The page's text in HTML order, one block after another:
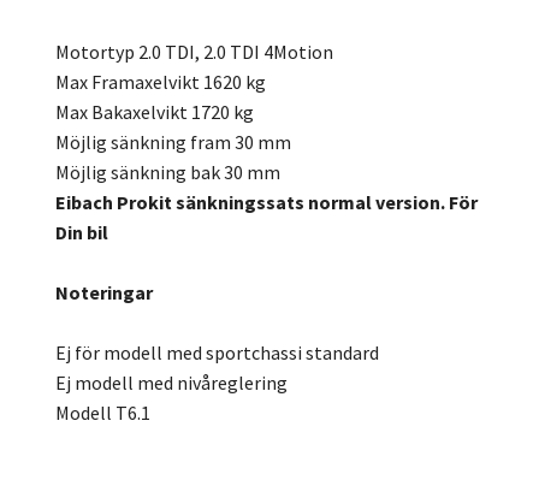
Motortyp 2.0 TDI, 2.0 TDI 4Motion
Max Framaxelvikt 1620 kg
Max Bakaxelvikt 1720 kg
Möjlig sänkning fram 30 mm
Möjlig sänkning bak 30 mm
Eibach Prokit sänkningssats normal version. För
Din bil
Noteringar
Ej för modell med sportchassi standard
Ej modell med nivåreglering
Modell T6.1